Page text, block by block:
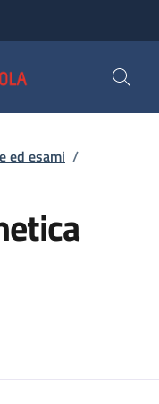
ed esami /